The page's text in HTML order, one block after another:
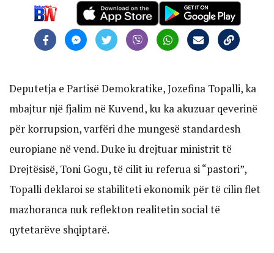
Deputetja e Partisë Demokratike, Jozefina Topalli, ka
mbajtur një fjalim në Kuvend, ku ka akuzuar qeverinë
për korrupsion, varfëri dhe mungesë standardesh
europiane në vend. Duke iu drejtuar ministrit të
Drejtësisë, Toni Gogu, të cilit iu referua si “pastori”,
Topalli deklaroi se stabiliteti ekonomik për të cilin flet
mazhoranca nuk reflekton realitetin social të
qytetarëve shqiptarë.